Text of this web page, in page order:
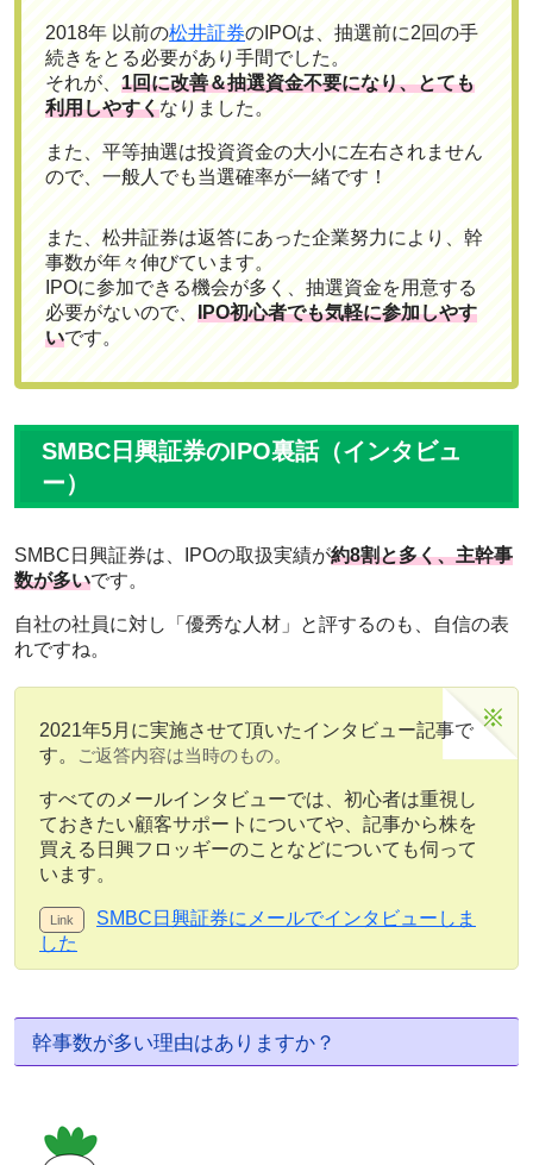
2018年 以前の松井証券のIPOは、抽選前に2回の手
続きをとる必要があり手間でした。
それが、 1回に改善＆抽選資金不要になり、とても
利用しやすくなりました。
また、平等抽選は投資資金の大小に左右されません
ので、一般人でも当選確率が一緒です！
また、松井証券は返答にあった企業努力により、幹
事数が年々伸びています。
IPOに参加できる機会が多く、抽選資金を用意する
必要がないので、 IPO初心者でも気軽に参加しやす
いです。
SMBC日興証券のIPO裏話（インタビュ
ー）
SMBC日興証券は、IPOの取扱実績が約8割と多く、主幹事
数が多いです。
自社の社員に対し「優秀な人材」と評するのも、自信の表
れですね。
2021年5月に実施させて頂いたインタビュー記事で
す。
ご返答内容は当時のもの。
すべてのメールインタビューでは、初心者は重視し
ておきたい顧客サポートについてや、記事から株を
買える日興フロッギーのことなどについても伺って
います。
SMBC日興証券にメールでインタビューしま
した
幹事数が多い理由はありますか？